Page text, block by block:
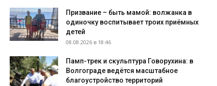
Призвание – быть мамой: волжанка в
одиночку воспитывает троих приёмных
детей
08.08.2026 в 18:46
Памп-трек и скульптура Говорухина: в
Волгограде ведётся масштабное
благоустройство территорий